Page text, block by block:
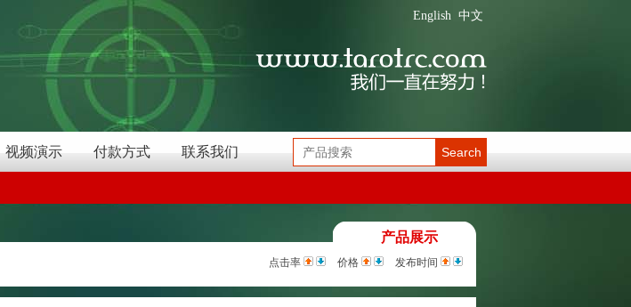
中文
English
视频演示 付款方式 联系我们 Search
产品展示
点击率 价格 发布时间